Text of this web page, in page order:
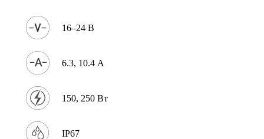
16–24 В
6.3, 10.4 А
150, 250 Вт
IP67